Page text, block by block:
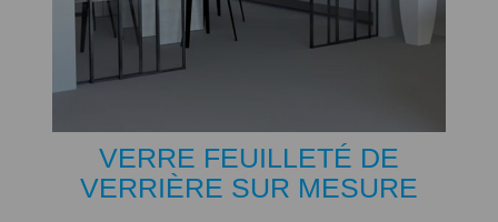
VERRE FEUILLETÉ DE
VERRIÈRE SUR MESURE
début